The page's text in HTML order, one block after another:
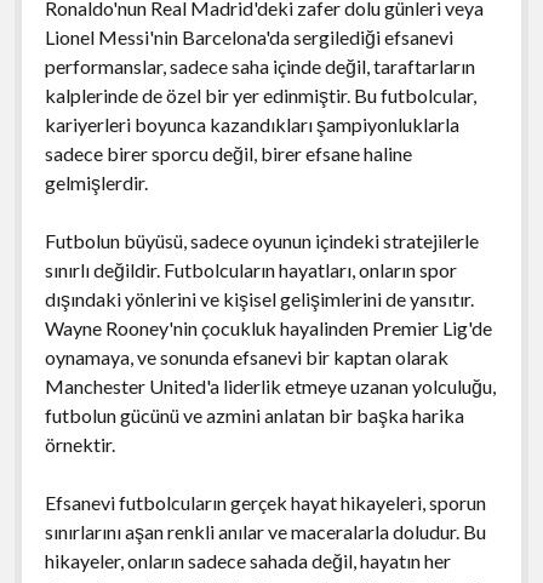
Ronaldo'nun Real Madrid'deki zafer dolu günleri veya
Lionel Messi'nin Barcelona'da sergilediği efsanevi
performanslar, sadece saha içinde değil, taraftarların
kalplerinde de özel bir yer edinmiştir. Bu futbolcular,
kariyerleri boyunca kazandıkları şampiyonluklarla
sadece birer sporcu değil, birer efsane haline
gelmişlerdir.
Futbolun büyüsü, sadece oyunun içindeki stratejilerle
sınırlı değildir. Futbolcuların hayatları, onların spor
dışındaki yönlerini ve kişisel gelişimlerini de yansıtır.
Wayne Rooney'nin çocukluk hayalinden Premier Lig'de
oynamaya, ve sonunda efsanevi bir kaptan olarak
Manchester United'a liderlik etmeye uzanan yolculuğu,
futbolun gücünü ve azmini anlatan bir başka harika
örnektir.
Efsanevi futbolcuların gerçek hayat hikayeleri, sporun
sınırlarını aşan renkli anılar ve maceralarla doludur. Bu
hikayeler, onların sadece sahada değil, hayatın her